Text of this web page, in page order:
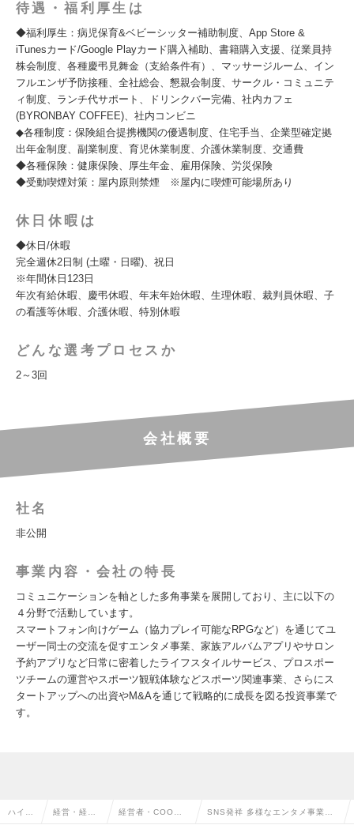
待遇・福利厚生は
◆福利厚生：病児保育&ベビーシッター補助制度、App Store &
iTunesカード/Google Playカード購入補助、書籍購入支援、従業員持
株会制度、各種慶弔見舞金（支給条件有）、マッサージルーム、イン
フルエンザ予防接種、全社総会、懇親会制度、サークル・コミュニテ
ィ制度、ランチ代サポート、ドリンクバー完備、社内カフェ
(BYRONBAY COFFEE)、社内コンビニ
◆各種制度：保険組合提携機関の優遇制度、住宅手当、企業型確定拠
出年金制度、副業制度、育児休業制度、介護休業制度、交通費
◆各種保険：健康保険、厚生年金、雇用保険、労災保険
◆受動喫煙対策：屋内原則禁煙 ※屋内に喫煙可能場所あり
休日休暇は
◆休日/休暇
完全週休2日制 (土曜・日曜)、祝日
※年間休日123日
年次有給休暇、慶弔休暇、年末年始休暇、生理休暇、裁判員休暇、子
の看護等休暇、介護休暇、特別休暇
どんな選考プロセスか
2～3回
会社概要
社名
非公開
事業内容・会社の特長
コミュニケーションを軸とした多角事業を展開しており、主に以下の
４分野で活動しています。
スマートフォン向けゲーム（協力プレイ可能なRPGなど）を通じてユ
ーザー同士の交流を促すエンタメ事業、家族アルバムアプリやサロン
予約アプリなど日常に密着したライフスタイルサービス、プロスポー
ツチームの運営やスポーツ観戦体験などスポーツ関連事業、さらにス
タートアップへの出資やM&Aを通じて戦略的に成長を図る投資事業で
す。
ハイク 経営・経営 経営者・COO・ SNS発祥 多様なエンタメ事業を